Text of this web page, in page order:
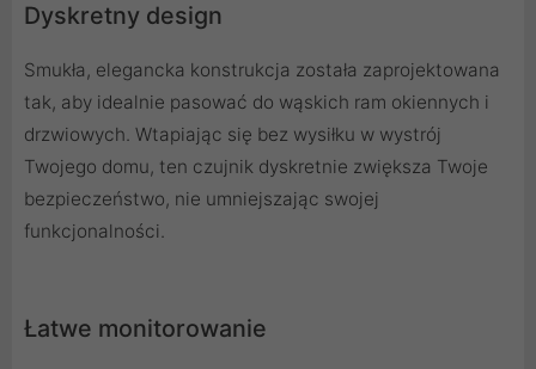
Dyskretny design
Smukła, elegancka konstrukcja została zaprojektowana
tak, aby idealnie pasować do wąskich ram okiennych i
drzwiowych. Wtapiając się bez wysiłku w wystrój
Twojego domu, ten czujnik dyskretnie zwiększa Twoje
bezpieczeństwo, nie umniejszając swojej
funkcjonalności.
Łatwe monitorowanie